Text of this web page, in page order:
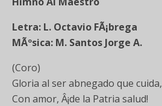
Letra: L. Octavio FÃ¡brega
MÃºsica: M. Santos Jorge A.
(Coro)
Gloria al ser abnegado que cuida,
Con amor, Â¡de la Patria salud!